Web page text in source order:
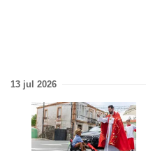
13 jul 2026